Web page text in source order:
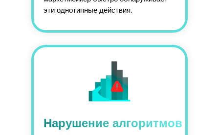
эти однотипные действия.
Нарушение алгоритмов